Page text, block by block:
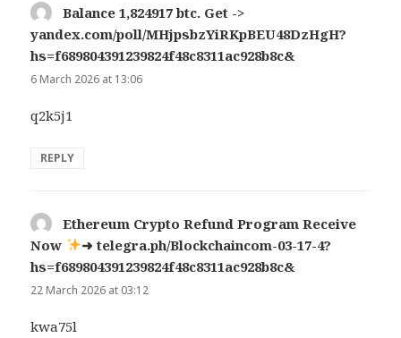
Balance 1,824917 btc. Get ->
yandex.com/poll/MHjpsbzYiRKpBEU48DzHgH?
hs=f689804391239824f48c8311ac928b8c&
6 March 2026 at 13:06
q2k5j1
REPLY
Ethereum Crypto Refund Program Receive
Now
➜ telegra.ph/Blockchaincom-03-17-4?
hs=f689804391239824f48c8311ac928b8c&
22 March 2026 at 03:12
kwa75l